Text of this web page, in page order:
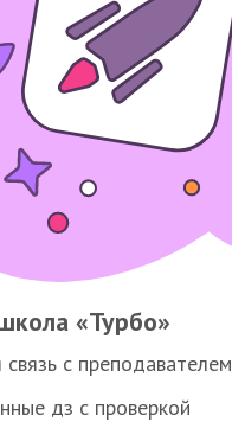
«Турбо»
с преподавателем
дз с проверкой